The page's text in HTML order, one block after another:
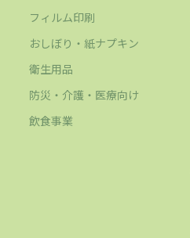
フィルム印刷
おしぼり・紙ナプキン
衛生用品
防災・介護・医療向け
飲食事業